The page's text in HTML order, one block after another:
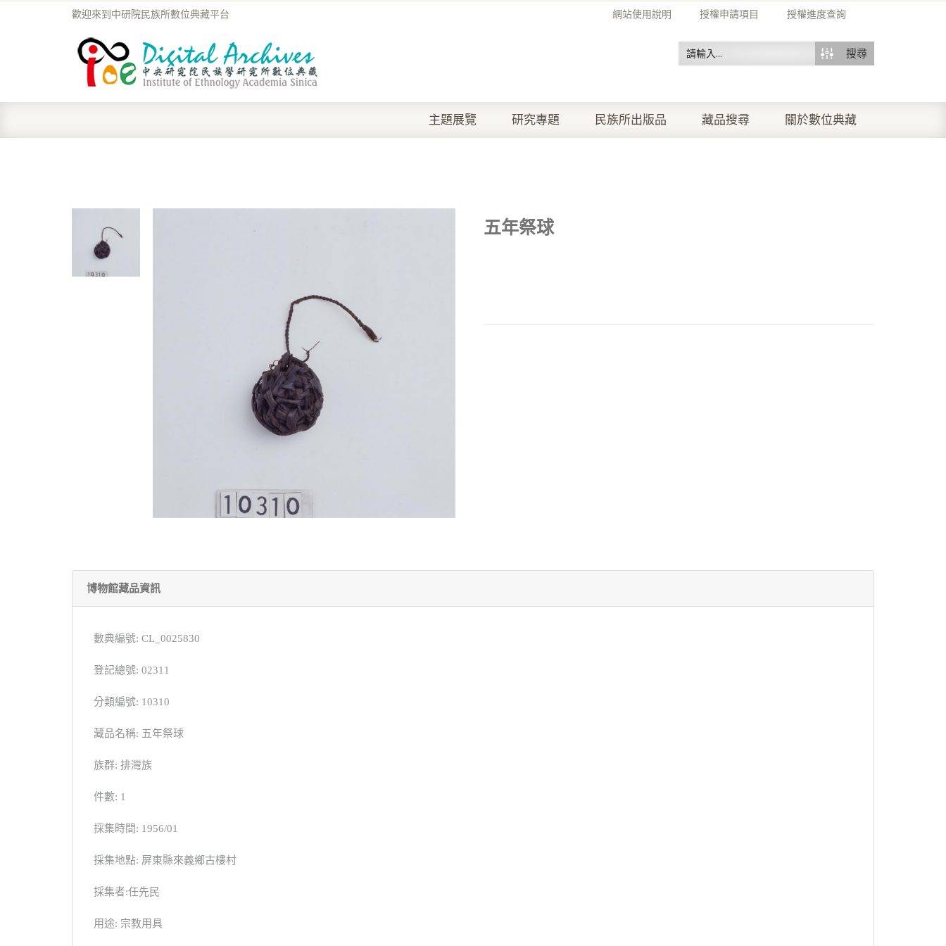
網站使用說明 授權申請項目 授權進度查詢
歡迎來到中研院民族所數位典藏平台
搜尋
主題展覽 研究專題 民族所出版品 藏品搜尋 關於數位典藏
五年祭球
博物館藏品資訊
數典編號: CL_0025830
登記總號: 02311
分類編號: 10310
藏品名稱: 五年祭球
族群: 排灣族
件數: 1
採集時間: 1956/01
採集地點: 屏東縣來義鄉古樓村
採集者:任先民
用途: 宗教用具